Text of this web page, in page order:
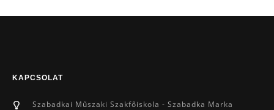
KAPCSOLAT
Szabadkai Műszaki Szakfőiskola - Szabadka Marka